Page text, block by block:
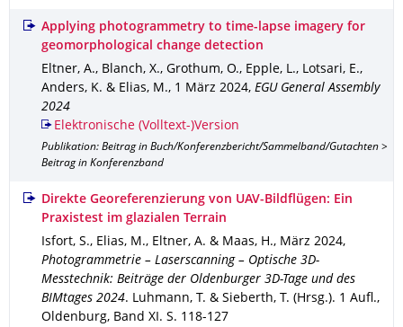
Applying photogrammetry to time-lapse imagery for
geomorphological change detection
Eltner, A., Blanch, X., Grothum, O., Epple, L., Lotsari, E.,
Anders, K. & Elias, M., 1 März 2024, EGU General Assembly
2024
Elektronische (Volltext-)Version
Publikation: Beitrag in Buch/Konferenzbericht/Sammelband/Gutachten >
Beitrag in Konferenzband
Direkte Georeferenzierung von UAV-Bildflügen: Ein
Praxistest im glazialen Terrain
Isfort, S., Elias, M., Eltner, A. & Maas, H., März 2024,
Photogrammetrie – Laserscanning – Optische 3D-
Messtechnik: Beiträge der Oldenburger 3D-Tage und des
BIMtages 2024. Luhmann, T. & Sieberth, T. (Hrsg.). 1 Aufl.,
Oldenburg, Band XI . S. 118-127